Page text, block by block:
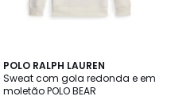
POLO RALPH LAUREN
Sweat com gola redonda e em
moletão POLO BEAR
3
/
5